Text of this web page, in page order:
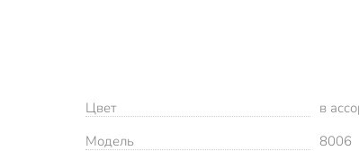
Цвет
в
Модель
8006